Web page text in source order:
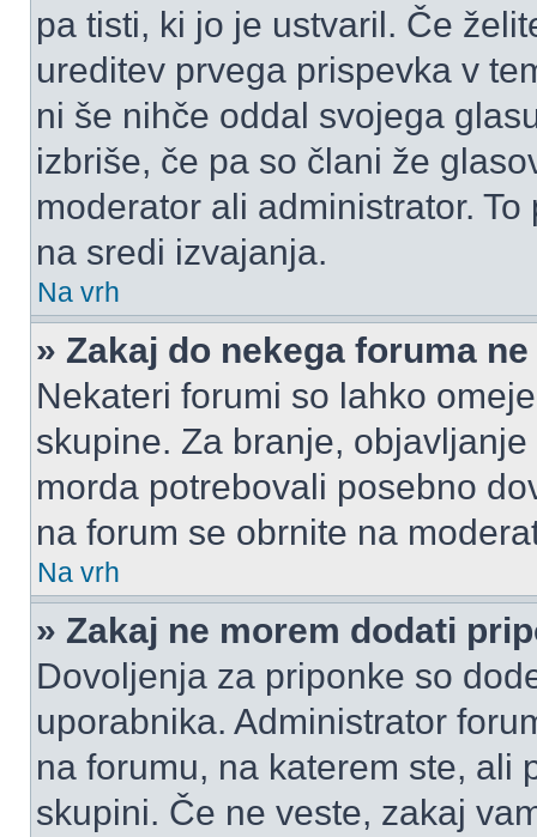
pa tisti, ki jo je ustvaril. Če
ureditev prvega prispevka v
ni še nihče oddal svojega
izbriše, če pa so člani že
moderator ali administrator.
na sredi izvajanja.
Na vrh
» Zakaj do nekega foruma
Nekateri forumi so lahko
skupine. Za branje,
morda potrebovali posebno
na forum se obrnite na
Na vrh
» Zakaj ne morem dodati
Dovoljenja za priponke so
uporabnika. Administrator
na forumu, na katerem ste, ali
skupini. Če ne veste, zakaj